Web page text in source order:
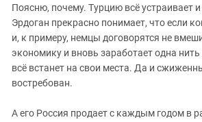
Поясню, почему. Турцию всё устраивает и
Эрдоган прекрасно понимает, что если
и, к примеру, немцы договорятся не
экономику и вновь заработает одна нить
всё встанет на свои места. Да и
востребован.
А его Россия продает с каждым годом в